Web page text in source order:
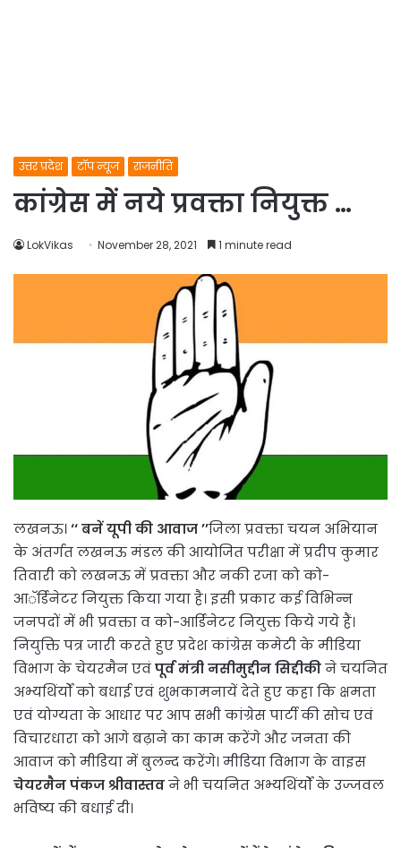
उत्तर प्रदेश टॉप न्यूज राजनीति
कांग्रेस में नये प्रवक्ता नियुक्त …
LokVikas November 28, 2021 1 minute read
लखनऊ।‘‘ बनें यूपी की आवाज ’’जिला प्रवक्ता चयन अभियान
के अंतर्गत लखनऊ मंडल की आयोजित परीक्षा में प्रदीप कुमार
तिवारी को लखनऊ में प्रवक्ता और नकी रजा को को-
आॅर्डिनेटर नियुक्त किया गया है। इसी प्रकार कई विभिन्न
जनपदों में भी प्रवक्ता व को-आर्डिनेटर नियुक्त किये गये हैं।
नियुक्ति पत्र जारी करते हुए प्रदेश कांग्रेस कमेटी के मीडिया
विभाग के चेयरमैन एवंपूर्व मंत्री नसीमुद्दीन सिद्दीकीने चयनित
अभ्यथिंर्यों को बधाई एवं शुभकामनायें देते हुए कहा कि क्षमता
एवं योग्यता के आधार पर आप सभी कांग्रेस पार्टी की सोच एवं
विचारधारा को आगे बढ़ाने का काम करेंगे और जनता की
आवाज को मीडिया में बुलन्द करेंगे। मीडिया विभाग के वाइस
चेयरमैन पंकज श्रीवास्तवने भी चयनित अभ्यथिंर्यों के उज्जवल
भविष्य की बधाई दी।